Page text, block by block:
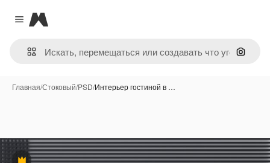
Close menu
Magnific
Поиск
Главная/Стоковый/PSD/Интерьер гостиной в …